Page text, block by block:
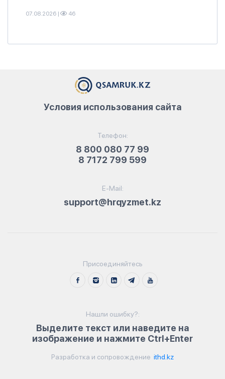
07.08.2026 | 46
Телефон:
8 800 080 77 99
8 7172 799 599
E-Mail:
support@hrqyzmet.kz
Условия использования сайта
Присоединяйтесь
Нашли ошибку?:
Выделите текст или наведите на
изображение и нажмите Ctrl+Enter
Разработка и сопровождение ithd.kz